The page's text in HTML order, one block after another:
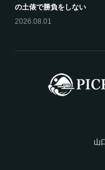
の土俵で勝負をしない
2026.08.01
山